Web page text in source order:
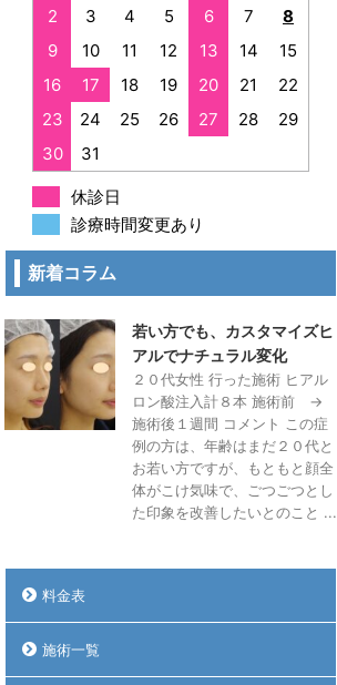
2
3 4 5 6 7
8
9
10 11 12 13 14
15
16
17 18 19 20 21
22
23
24 25 26 27 28
29
30
31
休診日
診療時間変更あり
新着コラム
若い方でも、カスタマイズヒ
アルでナチュラル変化
２０代女性 行った施術 ヒアル
ロン酸注入計８本 施術前 →
施術後１週間 コメント この症
例の方は、年齢はまだ２０代と
お若い方ですが、もともと顔全
体がこけ気味で、ごつごつとし
た印象を改善したいとのこと ...
料金表
施術一覧